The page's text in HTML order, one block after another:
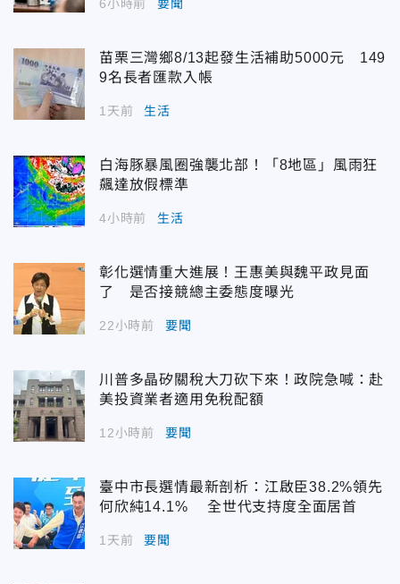
6小時前 要聞
苗栗三灣鄉8/13起發生活補助5000元 149
9名長者匯款入帳
1天前 生活
白海豚暴風圈強襲北部！「8地區」風雨狂
飆達放假標準
4小時前 生活
彰化選情重大進展！王惠美與魏平政見面
了 是否接競總主委態度曝光
22小時前 要聞
川普多晶矽關稅大刀砍下來！政院急喊：赴
美投資業者適用免稅配額
12小時前 要聞
臺中市長選情最新剖析：江啟臣38.2%領先
何欣純14.1% 全世代支持度全面居首
1天前 要聞